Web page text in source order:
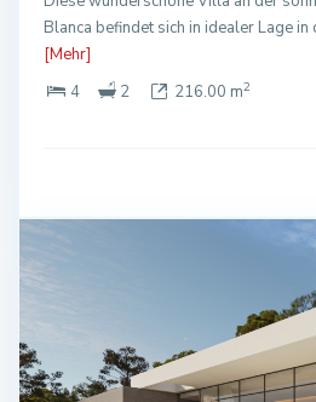
Blanca befindet sich in idealer Lage
[Mehr]
4
2 216.00 m2